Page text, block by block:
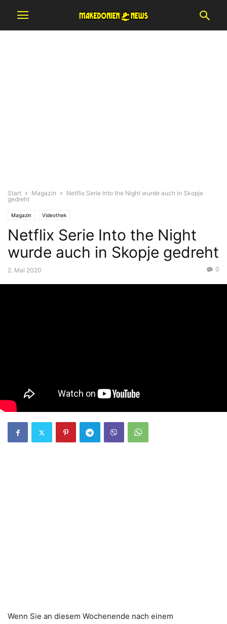
Start Magazin
Netflix Serie Into the Night wurde auch in Skopje
gedreht
Magazin Videothek
Netflix Serie Into the Night
wurde auch in Skopje gedreht
2. Mai 2020 0
Wenn Sie an diesem Wochenende nach einem